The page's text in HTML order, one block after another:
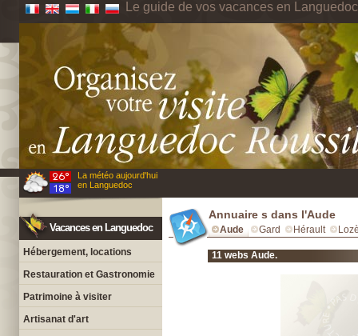
Le guide de vos vacances en Languedoc
La météo aujourd'hui
en Languedoc
Vacances en Languedoc
Hébergement, locations
Restauration et Gastronomie
Patrimoine à visiter
Artisanat d'art
Annuaire s dans l'Aude
Aude Gard Hérault
11 webs Aude.